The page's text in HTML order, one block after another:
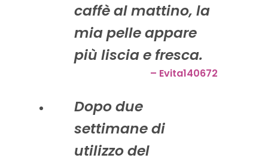
caffè al mattino, la
mia pelle appare
più liscia e fresca.
– Evita140672
Dopo due
settimane di
utilizzo del